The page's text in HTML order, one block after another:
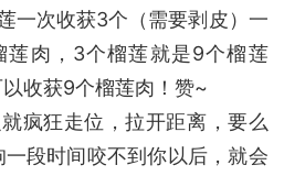
一次收获3个（需要剥皮）一
莲肉，3个榴莲就是9个榴莲
收获9个榴莲肉！赞~
疯狂走位，拉开距离，要么
段时间咬不到你以后，就会